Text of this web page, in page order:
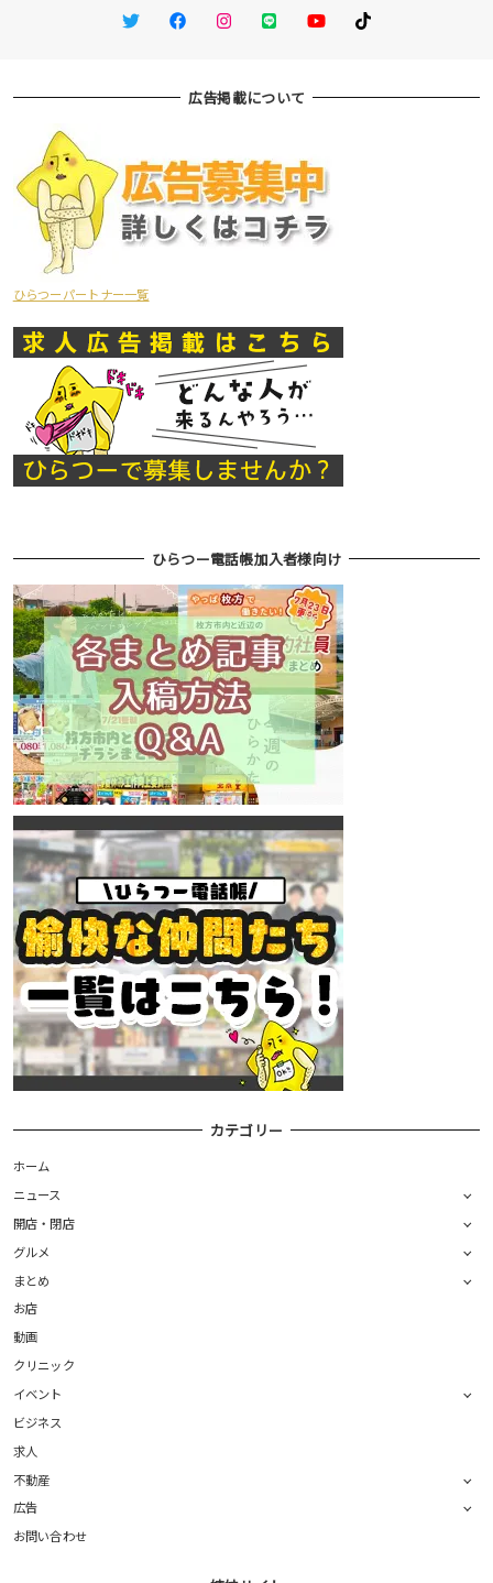
TwitterFacebookInstagram
LINE You TubeTikTok
広告掲載について
ひらつーパートナー一覧
ひらつー電話帳加入者様向け
カテゴリー
ホーム
ニュース
開店・閉店
グルメ
まとめ
お店
動画
クリニック
イベント
ビジネス
求人
不動産
広告
お問い合わせ